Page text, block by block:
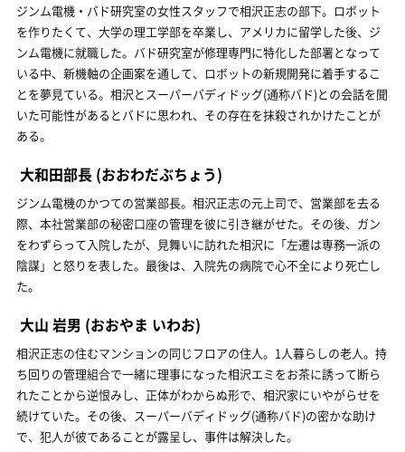
ジンム電機・バド研究室の女性スタッフで相沢正志の部下。ロボット
を作りたくて、大学の理工学部を卒業し、アメリカに留学した後、ジ
ンム電機に就職した。バド研究室が修理専門に特化した部署となって
いる中、新機軸の企画案を通して、ロボットの新規開発に着手するこ
とを夢見ている。相沢とスーパーバディドッグ(通称バド)との会話を聞
いた可能性があるとバドに思われ、その存在を抹殺されかけたことが
ある。
大和田部長 (おおわだぶちょう)
ジンム電機のかつての営業部長。相沢正志の元上司で、営業部を去る
際、本社営業部の秘密口座の管理を彼に引き継がせた。その後、ガン
をわずらって入院したが、見舞いに訪れた相沢に「左遷は専務一派の
陰謀」と怒りを表した。最後は、入院先の病院で心不全により死亡し
た。
大山 岩男 (おおやま いわお)
相沢正志の住むマンションの同じフロアの住人。1人暮らしの老人。持
ち回りの管理組合で一緒に理事になった相沢エミをお茶に誘って断ら
れたことから逆恨みし、正体がわからぬ形で、相沢家にいやがらせを
続けていた。その後、スーパーバディドッグ(通称バド)の密かな助け
で、犯人が彼であることが露呈し、事件は解決した。